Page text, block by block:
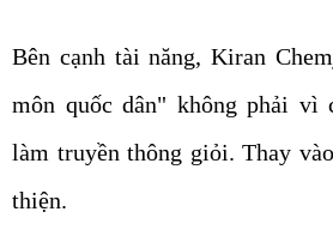
Bên cạnh tài năng, Kiran
môn quốc dân" không phải vì
làm truyền thông giỏi. Thay
thiện.